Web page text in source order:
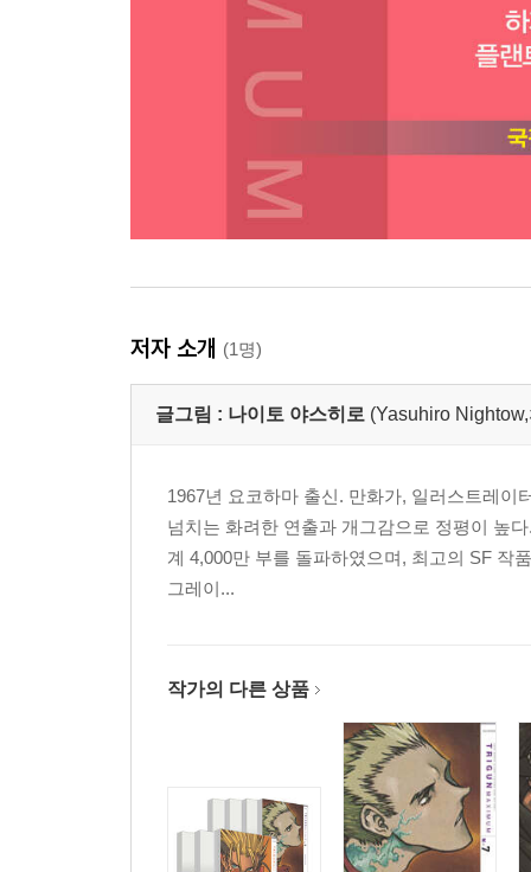
저자 소개 (1명)
글그림 : 나이토 야스히로 (Yasuhiro
1967년 요코하마 출신. 만화가, 일러스트레이
넘치는 화려한 연출과 개그감으로 정평이 높
계 4,000만 부를 돌파하였으며, 최고의 SF 작
그레이...
작가의 다른 상품